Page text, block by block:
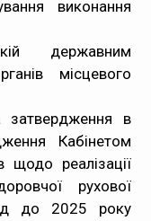
виконання
державним
місцевого
затвердження в
Кабінетом
щодо реалізації
рухової
до 2025 року